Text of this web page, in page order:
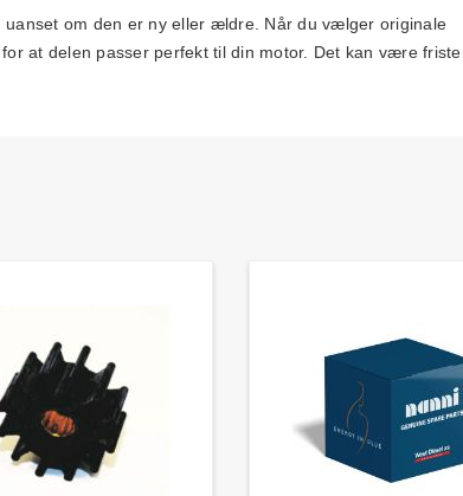
uanset om den er ny eller ældre. Når du vælger originale
at delen passer perfekt til din motor. Det kan være